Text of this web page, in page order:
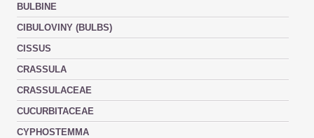
BULBINE
CIBULOVINY (BULBS)
CISSUS
CRASSULA
CRASSULACEAE
CUCURBITACEAE
CYPHOSTEMMA